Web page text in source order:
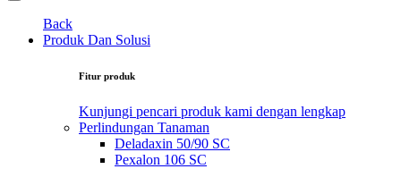
Back
Produk Dan Solusi
Fitur produk
Kunjungi pencari produk kami dengan lengkap
Perlindungan Tanaman
Deladaxin 50/90 SC
Pexalon 106 SC